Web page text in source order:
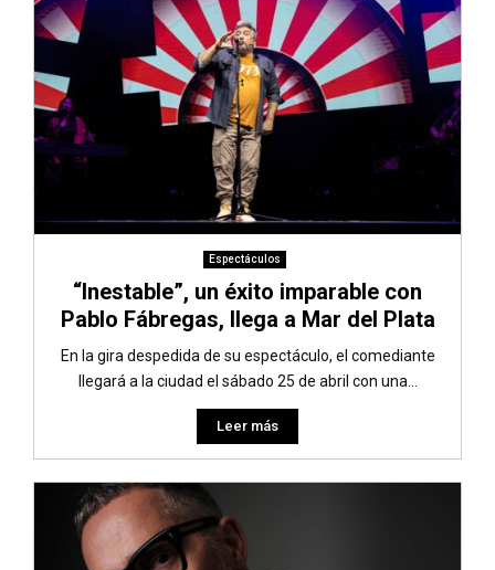
Espectáculos
“Inestable”, un éxito imparable con
Pablo Fábregas, llega a Mar del Plata
En la gira despedida de su espectáculo, el comediante
llegará a la ciudad el sábado 25 de abril con una...
Leer más